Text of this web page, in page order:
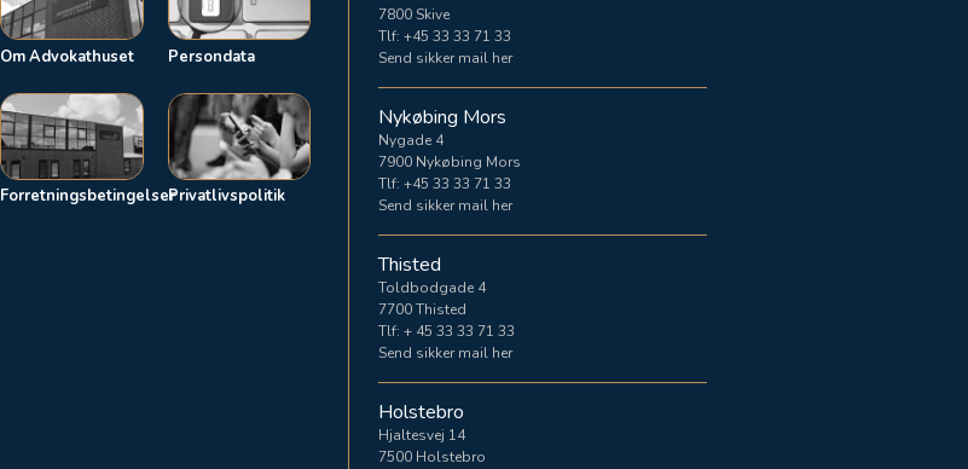
Om Advokathuset Persondata
ForretningsbetingelserPrivatlivspolitik
7800 Skive
Tlf: +45 33 33 71 33
Send sikker mail her
Nykøbing Mors
Nygade 4
7900 Nykøbing Mors
Tlf: +45 33 33 71 33
Send sikker mail her
Thisted
Toldbodgade 4
7700 Thisted
Tlf: + 45 33 33 71 33
Send sikker mail her
Holstebro
Hjaltesvej 14
7500 Holstebro